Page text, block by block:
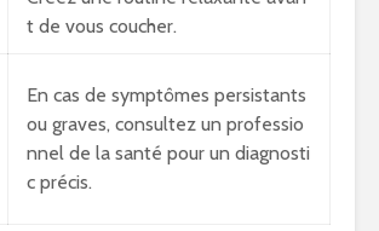
t de vous coucher.
En cas de symptômes persistants
ou graves, consultez un professio
nnel de la santé pour un diagnosti
c précis.